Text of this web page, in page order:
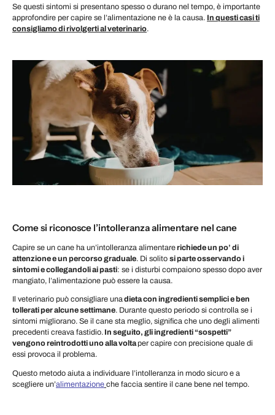
Se questi sintomi si presentano spesso o durano nel tempo, è importante
approfondire per capire se l’alimentazione ne è la causa. In questi casi ti
consigliamo di rivolgerti al veterinario.
Come si riconosce l’intolleranza alimentare nel cane
Capire se un cane ha un’intolleranza alimentarerichiede un po’ di
attenzione e un percorso graduale. Di solito si parte osservando i
sintomi e collegandoli ai pasti: se i disturbi compaiono spesso dopo aver
mangiato, l’alimentazione può essere la causa.
Il veterinario può consigliare unadieta con ingredienti semplici e ben
tollerati per alcune settimane. Durante questo periodo si controlla se i
sintomi migliorano. Se il cane sta meglio, significa che uno degli alimenti
precedenti creava fastidio. In seguito, gli ingredienti “sospetti”
vengono reintrodotti uno alla voltaper capire con precisione quale di
essi provoca il problema.
Questo metodo aiuta a individuare l’intolleranza in modo sicuro e a
scegliere un’alimentazione che faccia sentire il cane bene nel tempo.